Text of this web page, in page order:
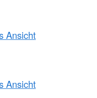
Ansicht
Ansicht